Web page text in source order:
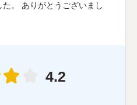
。 ありがとうございまし
4.2